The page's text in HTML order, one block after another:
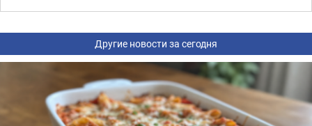
Другие новости за сегодня